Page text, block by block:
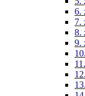
6.
7.
8.
9.